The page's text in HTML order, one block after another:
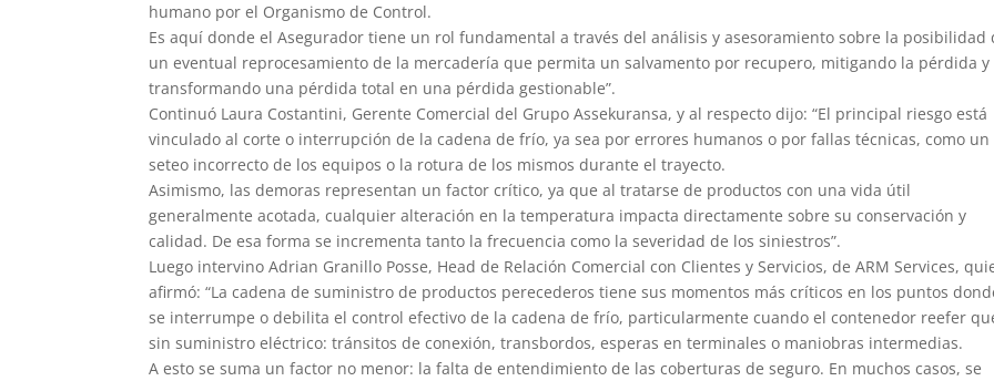
humano por el Organismo de Control.
Es aquí donde el Asegurador tiene un rol fundamental a través del análisis y asesoramiento sobre la posibilidad
un eventual reprocesamiento de la mercadería que permita un salvamento por recupero, mitigando la pérdida y
transformando una pérdida total en una pérdida gestionable”.
Continuó Laura Costantini, Gerente Comercial del Grupo Assekuransa, y al respecto dijo: “El principal riesgo está
vinculado al corte o interrupción de la cadena de frío, ya sea por errores humanos o por fallas técnicas, como un
seteo incorrecto de los equipos o la rotura de los mismos durante el trayecto.
Asimismo, las demoras representan un factor crítico, ya que al tratarse de productos con una vida útil
generalmente acotada, cualquier alteración en la temperatura impacta directamente sobre su conservación y
calidad. De esa forma se incrementa tanto la frecuencia como la severidad de los siniestros”.
Luego intervino Adrian Granillo Posse, Head de Relación Comercial con Clientes y Servicios, de ARM Services,
afirmó: “La cadena de suministro de productos perecederos tiene sus momentos más críticos en los puntos
se interrumpe o debilita el control efectivo de la cadena de frío, particularmente cuando el contenedor reefer
sin suministro eléctrico: tránsitos de conexión, transbordos, esperas en terminales o maniobras intermedias.
A esto se suma un factor no menor: la falta de entendimiento de las coberturas de seguro. En muchos casos, se